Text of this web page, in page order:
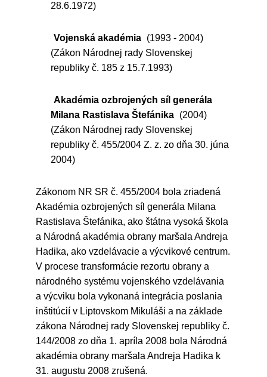
28.6.1972)
Vojenská akadémia (1993 - 2004)
(Zákon Národnej rady Slovenskej
republiky č. 185 z 15.7.1993)
Akadémia ozbrojených síl generála
Milana Rastislava Štefánika (2004)
(Zákon Národnej rady Slovenskej
republiky č. 455/2004 Z. z. zo dňa 30. júna
2004)
Zákonom NR SR č. 455/2004 bola zriadená
Akadémia ozbrojených síl generála Milana
Rastislava Štefánika, ako štátna vysoká škola
a Národná akadémia obrany maršala Andreja
Hadika, ako vzdelávacie a výcvikové centrum.
V procese transformácie rezortu obrany a
národného systému vojenského vzdelávania
a výcviku bola vykonaná integrácia poslania
inštitúcií v Liptovskom Mikuláši a na základe
zákona Národnej rady Slovenskej republiky č.
144/2008 zo dňa 1. apríla 2008 bola Národná
akadémia obrany maršala Andreja Hadika k
31. augustu 2008 zrušená.